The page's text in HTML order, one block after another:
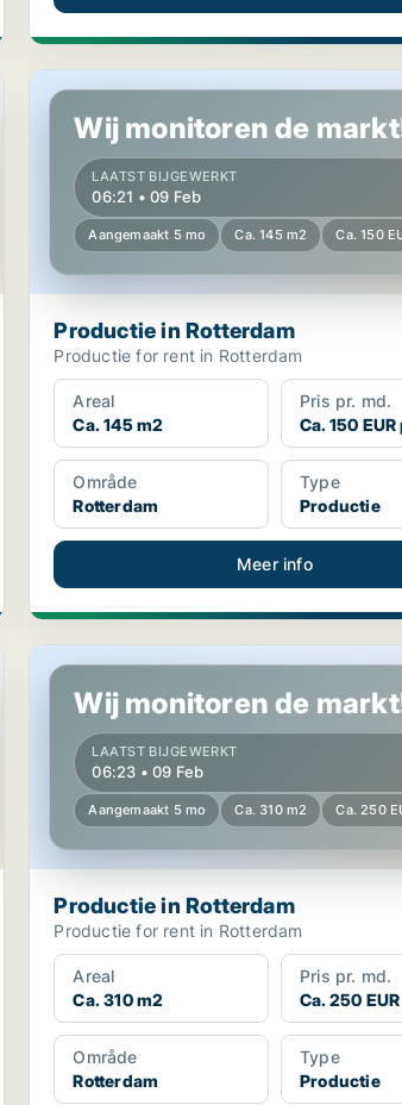
Productie in Rotterdam
Wij monitoren de
LAATST BIJGEWERKT
06:21 • 09 Feb
Aangemaakt 5 mo Ca. 145 m2 Ca. 150
Productie in Rotterdam
Productie for rent in Rotterdam
Areal
Ca. 145 m2
Pris pr. md.
Ca. 150
Område
Rotterdam
Type
Productie
Meer info
Productie in Rotterdam
Wij monitoren de
LAATST BIJGEWERKT
06:23 • 09 Feb
Aangemaakt 5 mo Ca. 310 m2 Ca. 250
Productie in Rotterdam
Productie for rent in Rotterdam
Areal
Ca. 310 m2
Pris pr. md.
Ca. 250
Område
Rotterdam
Type
Productie